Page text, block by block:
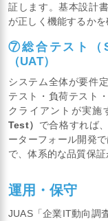
証します。基本設計
が正しく機能するかを
⑦総合テスト（
（UAT）
システム全体が要件
テスト・負荷テスト
クライアントが実施
Test） で合格すれば
ーターフォール開発
で、体系的な品質保証
運用・保守
JUAS「企業IT動向調